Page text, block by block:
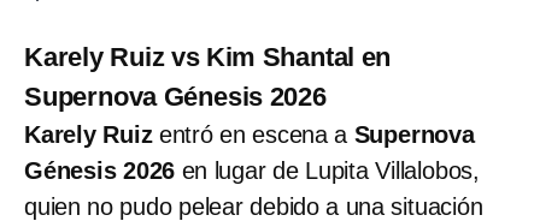
Karely Ruiz vs Kim Shantal en
Supernova Génesis 2026
Karely Ruizentró en escena a Supernova
Génesis 2026 en lugar de Lupita Villalobos,
quien no pudo pelear debido a una situación